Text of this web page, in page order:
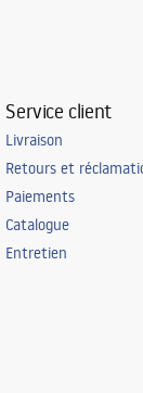
Service client
Livraison
Retours et
Paiements
Catalogue
Entretien